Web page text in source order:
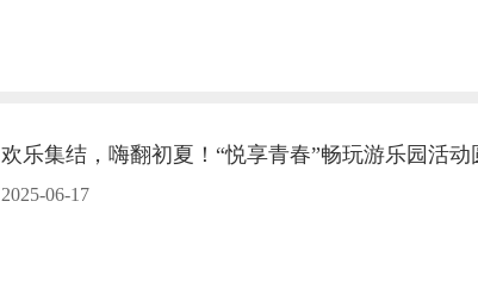
欢乐集结，嗨翻初夏！“悦享青春”畅玩游乐园活动
2025-06-17